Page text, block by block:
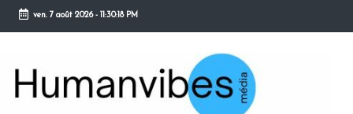
Skip
content
ven. 7 août 2026- 11:30:19 PM